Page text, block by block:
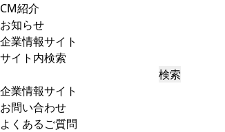
CM紹介
お知らせ
企業情報サイト
サイト内検索
検索
企業情報サイト
お問い合わせ
よくあるご質問